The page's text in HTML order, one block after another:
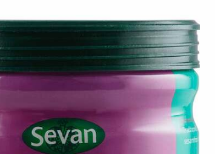
Falafel & Burgare
Ost & Mejeri
Smaksättning
Deg
Grönsaker